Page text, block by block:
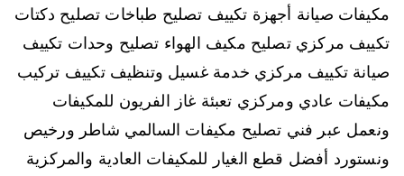
مكيفات صيانة أجهزة تكييف تصليح طباخات تصليح دكتات
تكييف مركزي تصليح مكيف الهواء تصليح وحدات تكييف
صيانة تكييف مركزي خدمة غسيل وتنظيف تكييف تركيب
مكيفات عادي ومركزي تعبئة غاز الفريون للمكيفات
ونعمل عبر فني تصليح مكيفات السالمي شاطر ورخيص
ونستورد أفضل قطع الغيار للمكيفات العادية والمركزية